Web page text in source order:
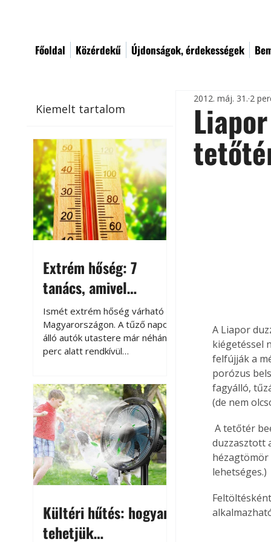
Főoldal Közérdekű Újdonságok, érdekességek
Kiemelt tartalom
Extrém hőség: 7
tanács, amivel
megóvhatjuk
autónkat a nyári
károktól
Ismét extrém hőség várható
Magyarországon. A tűző napon
álló autók utastere már néhány
perc alatt rendkívül
megközelítheti. Ez nemcsak a
beszállást teszi kellemetlenné,
hanem az autó állapotára és a
benne hagyott tárgyakra is
káros hatással lehet. Néhány
egyszerű óvintézkedéssel
azonban jelentősen
csökkenthetjük a hőség káros
Kültéri hűtés: hogyan
tehetjük
2012. máj. 31. 2
A Liapor
kiégetéssel
felfújják a
porózus
fagyálló,
(de nem
A tetőtér beépítésben pedig pont ilyen anyagokra van szükség. Ezért itt a Liapor
duzzasztott
lehetséges.)